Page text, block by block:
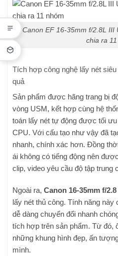
Canon EF 16-35mm f/2.8L III
chia ra
Tích hợp công nghệ lấy nét
quả
Sản phẩm được hãng trang bị
vòng USM, kết hợp cùng hệ
toán lấy nét tự động được tối
CPU. Với cấu tạo như vậy đã
nhanh, chính xác hơn. Đồng
ái không có tiếng động nên
clip, video yêu cầu độ tập trung
Ngoài ra, Canon 16-35mm f/2.8
lấy nét thủ công. Tính năng
dễ dàng chuyển đổi nhanh
tích hợp trên sản phẩm. Từ đó,
những khung hình đẹp, ấn
mình.